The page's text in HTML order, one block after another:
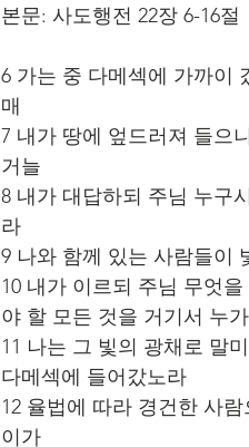
본문: 사도행전 22장 6-16절
6 가는 중 다메섹에 가까이
매
7 내가 땅에 엎드러져 들으
거늘
8 내가 대답하되 주님 누구
라
9 나와 함께 있는 사람들이
10 내가 이르되 주님 무엇
야 할 모든 것을 거기서 누
11 나는 그 빛의 광채로 말
다메섹에 들어갔노라
12 율법에 따라 경건한 사
이가